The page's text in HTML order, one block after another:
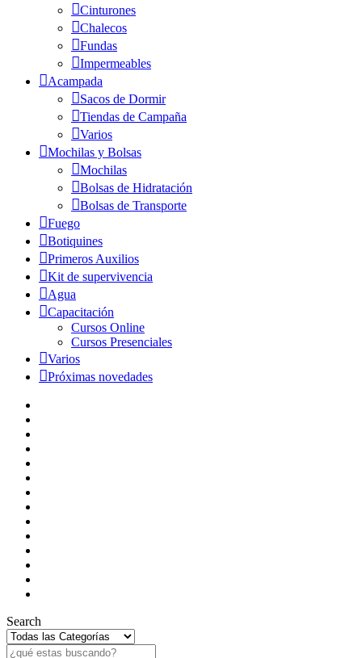
Cinturones
Chalecos
Fundas
Impermeables
Acampada
Sacos de Dormir
Tiendas de Campaña
Varios
Mochilas y Bolsas
Mochilas
Bolsas de Hidratación
Bolsas de Transporte
Fuego
Botiquines
Primeros Auxilios
Kit de supervivencia
Agua
Capacitación
Cursos Online
Cursos Presenciales
Varios
Próximas novedades
Search